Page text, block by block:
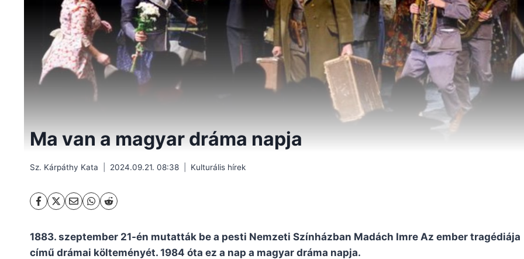
Ma van a magyar dráma napja
Sz. Kárpáthy Kata 2024.09.21. 08:38 Kulturális hírek
1883. szeptember 21-én mutatták be a pesti Nemzeti Színházban Madách Imre Az ember tragédiája
című drámai költeményét. 1984 óta ez a nap a magyar dráma napja.